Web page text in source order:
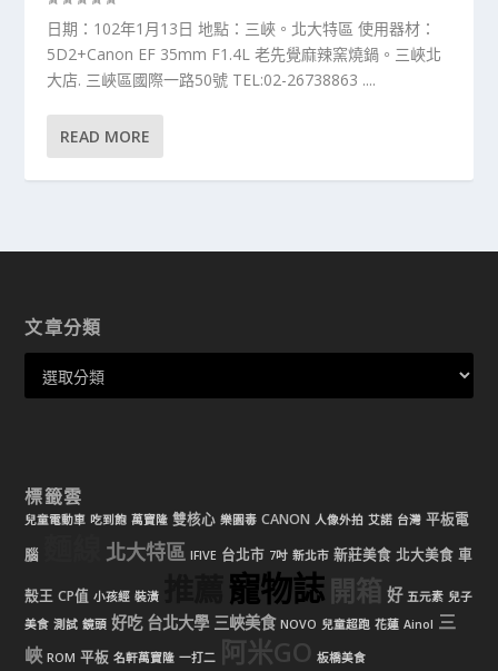
日期：102年1月13日 地點：三峽。北大特區 使用器材：
5D2+Canon EF 35mm F1.4L 老先覺麻辣窯燒鍋。三峽北
大店. 三峽區國際一路50號 TEL:02-26738863 ....
READ MORE
文章分類
標籤雲
兒童電動車 吃到飽 萬寶隆 雙核心 樂園毒 CANON 人像外拍 艾諾 台灣 平板電
腦
北大特區 IFIVE 台北市 7吋 新北市 新莊美食 北大美食 車
殼王 CP值 小孩經 裝潢 寵物誌 開箱 好 五元素 兒子
美食 測試 鏡頭 好吃 台北大學 三峽美食 NOVO 兒童超跑 花蓮 Ainol 三
峽 ROM 平板 名軒萬寶隆 一打二 阿米GO 板橋美食